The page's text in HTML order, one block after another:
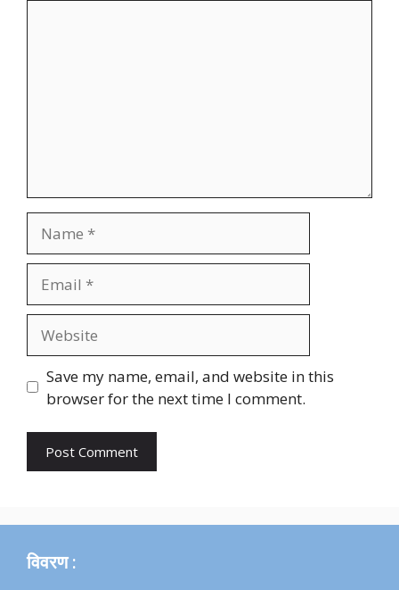
Save my name, email, and website in this
browser for the next time I comment.
विवरण :